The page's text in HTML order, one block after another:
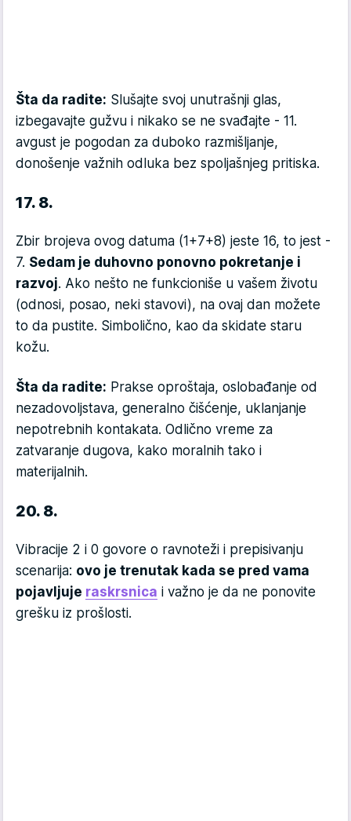
Šta da radite: Slušajte svoj unutrašnji glas,
izbegavajte gužvu i nikako se ne svađajte - 11.
avgust je pogodan za duboko razmišljanje,
donošenje važnih odluka bez spoljašnjeg pritiska.
17. 8.
Zbir brojeva ovog datuma (1+7+8) jeste 16, to jest -
7. Sedam je duhovno ponovno pokretanje i
razvoj. Ako nešto ne funkcioniše u vašem životu
(odnosi, posao, neki stavovi), na ovaj dan možete
to da pustite. Simbolično, kao da skidate staru
kožu.
Šta da radite: Prakse oproštaja, oslobađanje od
nezadovoljstava, generalno čišćenje, uklanjanje
nepotrebnih kontakata. Odlično vreme za
zatvaranje dugova, kako moralnih tako i
materijalnih.
20. 8.
Vibracije 2 i 0 govore o ravnoteži i prepisivanju
scenarija: ovo je trenutak kada se pred vama
pojavljuje raskrsnica i važno je da ne ponovite
grešku iz prošlosti.